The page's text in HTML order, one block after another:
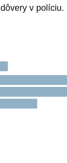
v políciu.